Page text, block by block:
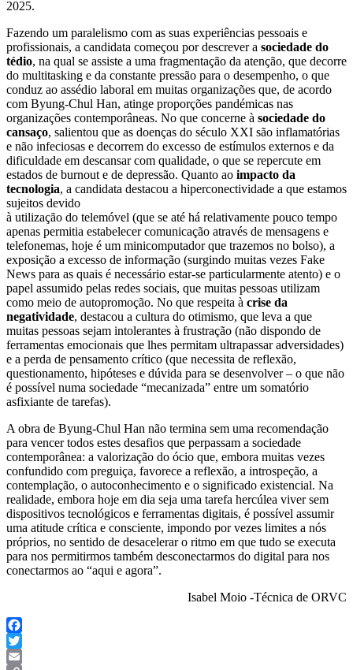
2025.
Fazendo um paralelismo com as suas experiências pessoais e
profissionais, a candidata começou por descrever a sociedade do
tédio, na qual se assiste a uma fragmentação da atenção, que decorre
do multitasking e da constante pressão para o desempenho, o que
conduz ao assédio laboral em muitas organizações que, de acordo
com Byung-Chul Han, atinge proporções pandémicas nas
organizações contemporâneas. No que concerne à sociedade do
cansaço, salientou que as doenças do século XXI são inflamatórias
e não infeciosas e decorrem do excesso de estímulos externos e da
dificuldade em descansar com qualidade, o que se repercute em
estados de burnout e de depressão. Quanto ao impacto da
tecnologia, a candidata destacou a hiperconectividade a que estamos
sujeitos devido
à utilização do telemóvel (que se até há relativamente pouco tempo
apenas permitia estabelecer comunicação através de mensagens e
telefonemas, hoje é um minicomputador que trazemos no bolso), a
exposição a excesso de informação (surgindo muitas vezes Fake
News para as quais é necessário estar-se particularmente atento) e o
papel assumido pelas redes sociais, que muitas pessoas utilizam
como meio de autopromoção. No que respeita à crise da
negatividade, destacou a cultura do otimismo, que leva a que
muitas pessoas sejam intolerantes à frustração (não dispondo de
ferramentas emocionais que lhes permitam ultrapassar adversidades)
e a perda de pensamento crítico (que necessita de reflexão,
questionamento, hipóteses e dúvida para se desenvolver – o que não
é possível numa sociedade “mecanizada” entre um somatório
asfixiante de tarefas).
A obra de Byung-Chul Han não termina sem uma recomendação
para vencer todos estes desafios que perpassam a sociedade
contemporânea: a valorização do ócio que, embora muitas vezes
confundido com preguiça, favorece a reflexão, a introspeção, a
contemplação, o autoconhecimento e o significado existencial. Na
realidade, embora hoje em dia seja uma tarefa hercúlea viver sem
dispositivos tecnológicos e ferramentas digitais, é possível assumir
uma atitude crítica e consciente, impondo por vezes limites a nós
próprios, no sentido de desacelerar o ritmo em que tudo se executa
para nos permitirmos também desconectarmos do digital para nos
conectarmos ao “aqui e agora”.
Isabel Moio -Técnica de ORVC
Facebook
Twitter